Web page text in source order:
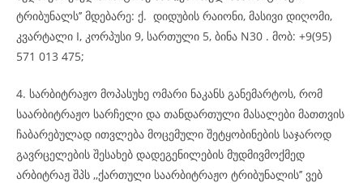
ტრიბუნალს’’ მდებარე: ქ. დიდუბის რაიონი, მასივი დიღომი,
კვარტალი I, კორპუსი 9, სართული 5, ბინა N30 . მობ: +9(95)
571 013 475;
4. სარბიტრაჟო მოპასუხე ომარი ნაკანს განემარტოს, რომ
საარბიტრაჟო სარჩელი და თანდართული მასალები მათთვის
ჩაბარებულად ითვლება მოცემული შეტყობინების საჯაროდ
გავრცელების შესახებ დადეგენილების მუდმივმოქმედ
არბიტრაჟ შპს ,,ქართული საარბიტრაჟო ტრიბუნალის’’ ვებ